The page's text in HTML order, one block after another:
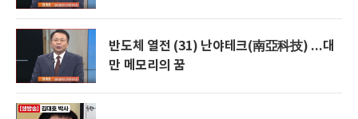
반도체 열전 (31) 난야테크(南亞科技) ...대
만 메모리의 꿈